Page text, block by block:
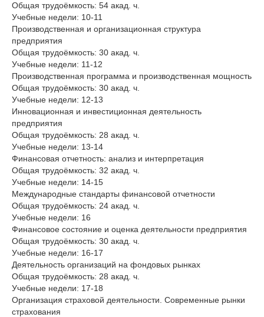
Общая трудоёмкость: 54 акад. ч.
Учебные недели: 10-11
Производственная и организационная структура
предприятия
Общая трудоёмкость: 30 акад. ч.
Учебные недели: 11-12
Производственная программа и производственная мощность
Общая трудоёмкость: 30 акад. ч.
Учебные недели: 12-13
Инновационная и инвестиционная деятельность
предприятия
Общая трудоёмкость: 28 акад. ч.
Учебные недели: 13-14
Финансовая отчетность: анализ и интерпретация
Общая трудоёмкость: 32 акад. ч.
Учебные недели: 14-15
Международные стандарты финансовой отчетности
Общая трудоёмкость: 24 акад. ч.
Учебные недели: 16
Финансовое состояние и оценка деятельности предприятия
Общая трудоёмкость: 30 акад. ч.
Учебные недели: 16-17
Деятельность организаций на фондовых рынках
Общая трудоёмкость: 28 акад. ч.
Учебные недели: 17-18
Организация страховой деятельности. Современные рынки
страхования